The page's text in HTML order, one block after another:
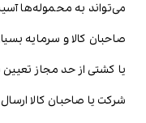
می‌تواند به محموله‌ها
صاحبان کالا و سرمایه
یا کشتی از حد مجاز تعیین
شرکت یا صاحبان کالا